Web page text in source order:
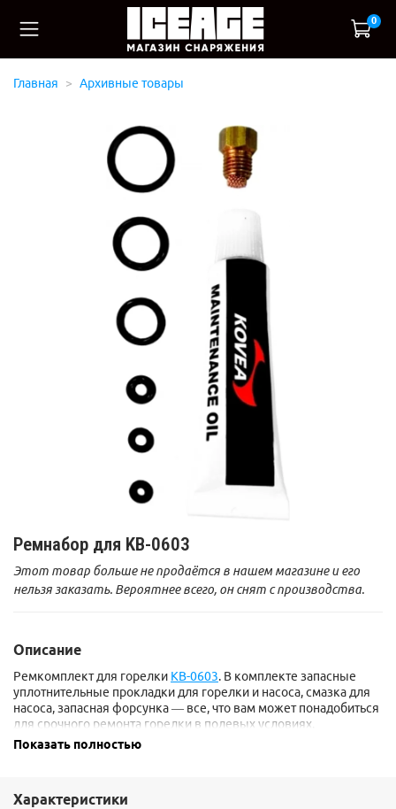
0
Главная Архивные товары
Ремнабор для KB-0603
Этот товар больше не продаётся в нашем магазине и его
нельзя заказать. Вероятнее всего, он снят с производства.
Описание
Ремкомплект для горелки KB-0603. В комплекте запасные
уплотнительные прокладки для горелки и насоса, смазка для
насоса, запасная форсунка — все, что вам может понадобиться
для срочного ремонта горелки в полевых условиях.
Показать полностью
Характеристики